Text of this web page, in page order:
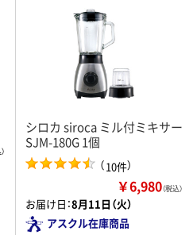
シロカ siroca ミル付ミキサー
SJM-180G 1個
（10件）
￥6,980（税込）
お届け日：8月11日（火）
アスクル在庫商品